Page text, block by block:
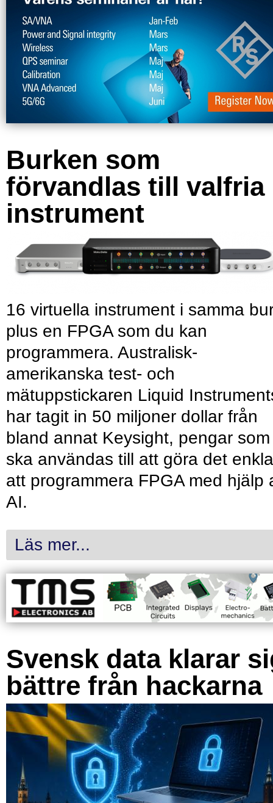
Burken som
förvandlas till valfria
instrument
16 virtuella instrument i samma
plus en FPGA som du kan
programmera. Australisk-
amerikanska test- och
mätuppstickaren Liquid
har tagit in 50 miljoner dollar från
bland annat Keysight, pengar som
ska användas till att göra det
att programmera FPGA med hjälp
AI.
Läs mer...
Svensk data klarar
bättre från hackarna